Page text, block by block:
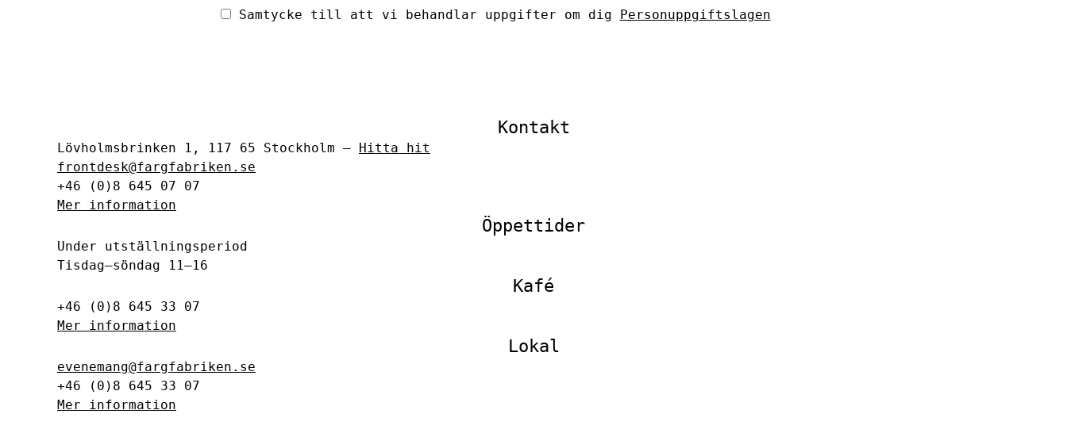
Samtycke till att vi behandlar uppgifter om dig Personuppgiftslagen
Kontakt
Lövholmsbrinken 1, 117 65 Stockholm –
Hitta hit
frontdesk@fargfabriken.se
+46 (0)8 645 07 07
Mer information
Öppettider
Under utställningsperiod
Tisdag–söndag 11–16
Kafé
+46 (0)8 645 33 07
Mer information
Lokal
evenemang@fargfabriken.se
+46 (0)8 645 33 07
Mer information